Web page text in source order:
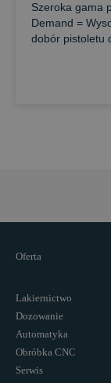
Szeroka gama
Demand =
dobór pistoletu
Oferta
Lakiernictwo
Dozowanie
Automatyka
Obróbka CNC
Serwis